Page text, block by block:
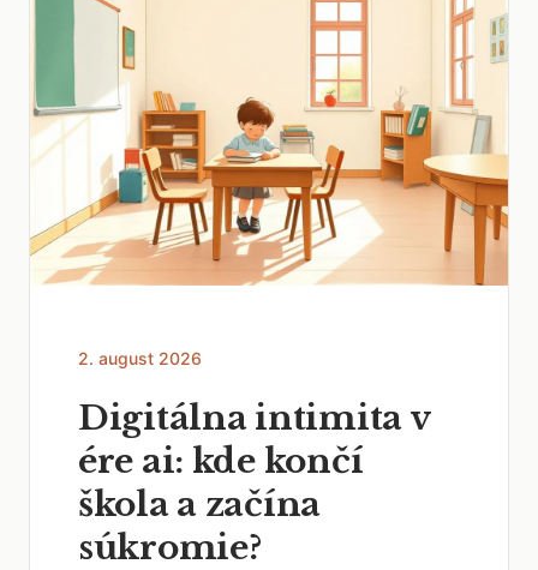
2. august 2026
Digitálna intimita v
ére ai: kde končí
škola a začína
súkromie?